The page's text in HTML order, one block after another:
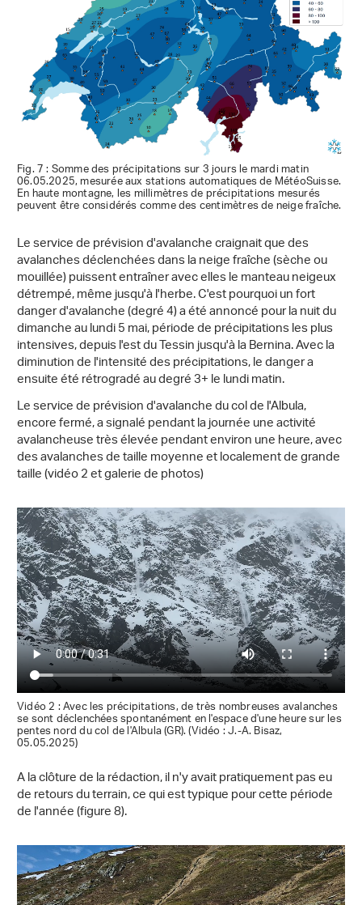
Fig. 7 : Somme des précipitations sur 3 jours le mardi matin
06.05.2025, mesurée aux stations automatiques de MétéoSuisse.
En haute montagne, les millimètres de précipitations mesurés
peuvent être considérés comme des centimètres de neige fraîche.
Le service de prévision d'avalanche craignait que des
avalanches déclenchées dans la neige fraîche (sèche ou
mouillée) puissent entraîner avec elles le manteau neigeux
détrempé, même jusqu'à l'herbe. C'est pourquoi un fort
danger d'avalanche (degré 4) a été annoncé pour la nuit du
dimanche au lundi 5 mai, période de précipitations les plus
intensives, depuis l'est du Tessin jusqu'à la Bernina. Avec la
diminution de l'intensité des précipitations, le danger a
ensuite été rétrogradé au degré 3+ le lundi matin.
Le service de prévision d'avalanche du col de l'Albula,
encore fermé, a signalé pendant la journée une activité
avalancheuse très élevée pendant environ une heure, avec
des avalanches de taille moyenne et localement de grande
taille (vidéo 2 et galerie de photos)
Vidéo 2 : Avec les précipitations, de très nombreuses avalanches
se sont déclenchées spontanément en l'espace d'une heure sur les
pentes nord du col de l'Albula (GR). (Vidéo : J.-A. Bisaz,
05.05.2025)
A la clôture de la rédaction, il n'y avait pratiquement pas eu
de retours du terrain, ce qui est typique pour cette période
de l'année (figure 8).